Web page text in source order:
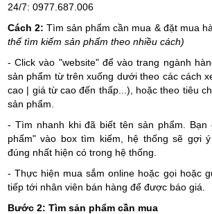
24/7: 0977.687.006
Cách 2: Tìm sản phẩm cần mua & đặt mua
thể tìm kiếm sản phẩm theo nhiều cách)
- Click vào "website" để vào trang ngành
sản phẩm từ trên xuống dưới theo các cách
cao | giá từ cao đến thấp...), hoặc theo tiêu
sản phẩm.
- Tìm nhanh khi đã biết tên sản phẩm. Bạn
phẩm" vào box tìm kiếm, hệ thống sẽ gợi
đúng nhất hiện có trong hệ thống.
- Thực hiện mua sắm online hoặc gọi hoặc
tiếp tới nhân viên bán hàng để được báo giá.
Bước 2: Tìm sản phẩm cần mua